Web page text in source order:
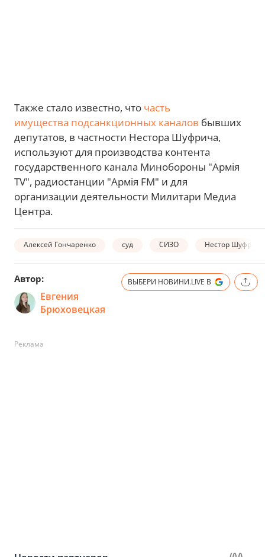
Также стало известно, что часть
имущества подсанкционных каналов бывших
депутатов, в частности Нестора Шуфрича,
используют для производства контента
государственного канала Минобороны "Армія
TV", радиостанции "Армія FM" и для
организации деятельности Милитари Медиа
Центра.
Алексей Гончаренко суд СИЗО Нестор Шуфрич
Автор:
Евгения
Брюховецкая
ВЫБЕРИ НОВИНИ.LIVE В
Реклама